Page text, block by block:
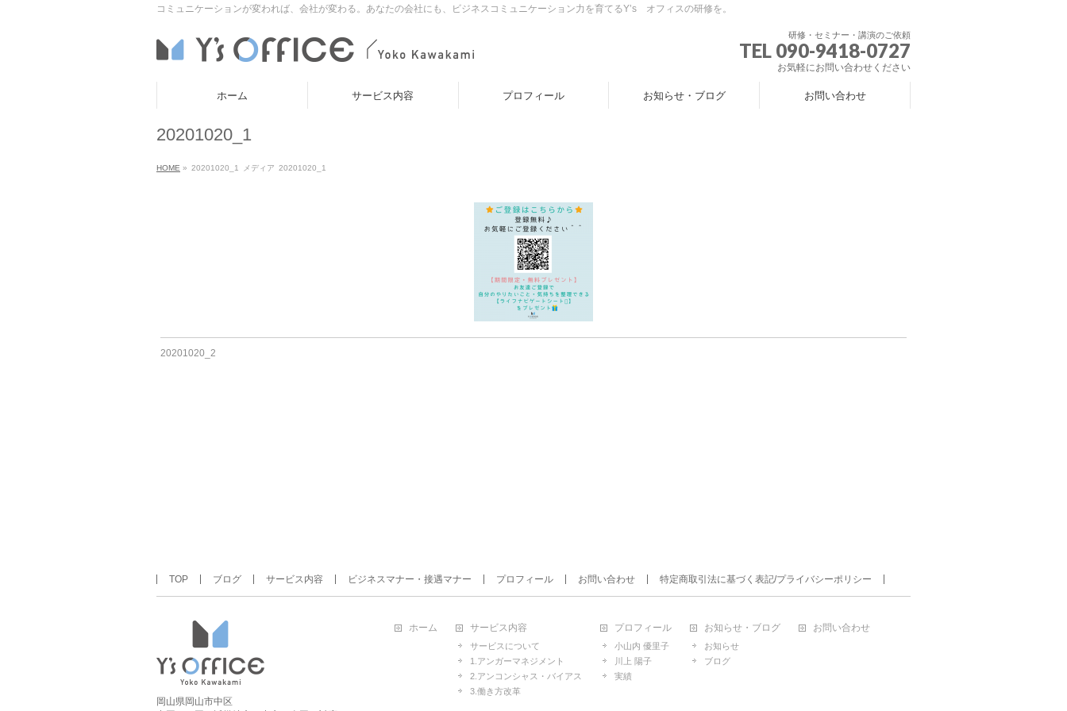
コミュニケーションが変われば、会社が変わる。あなたの会社にも、ビジネスコミュニケーション力を育てるY’s オフィスの研修を。
研修・セミナー・講演のご依頼
TEL 090-9418-0727
お気軽にお問い合わせください
ホーム サービス内容 プロフィール お知らせ・ブログ お問い合わせ
20201020_1
HOME » 20201020_1 メディア 20201020_1
20201020_2
TOP ブログ サービス内容 ビジネスマナー・接遇マナー プロフィール お問い合わせ 特定商取引法に基づく表記/プライバシーポリシー
岡山県岡山市中区
ホーム サービス内容
サービスについて
1.アンガーマネジメント
2.アンコンシャス・バイアス
3.働き方改革
プロフィール
小山内 優里子
川上 陽子
実績
お知らせ・ブログ
お知らせ
ブログ
お問い合わせ